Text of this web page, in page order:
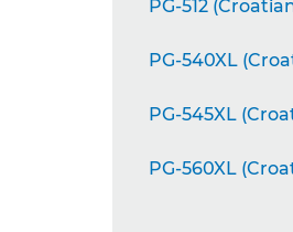
PG-512
PG-540XL
PG-545XL
PG-560XL